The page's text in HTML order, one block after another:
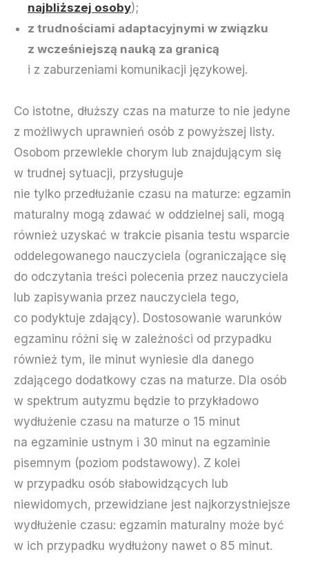
najbliższej osoby);
z trudnościami adaptacyjnymi w związku
z wcześniejszą nauką za granicą
i z zaburzeniami komunikacji językowej.
Co istotne, dłuższy czas na maturze to nie jedyne
z możliwych uprawnień osób z powyższej listy.
Osobom przewlekle chorym lub znajdującym się
w trudnej sytuacji, przysługuje
nie tylko przedłużanie czasu na maturze: egzamin
maturalny mogą zdawać w oddzielnej sali, mogą
również uzyskać w trakcie pisania testu wsparcie
oddelegowanego nauczyciela (ograniczające się
do odczytania treści polecenia przez nauczyciela
lub zapisywania przez nauczyciela tego,
co podyktuje zdający). Dostosowanie warunków
egzaminu różni się w zależności od przypadku
również tym, ile minut wyniesie dla danego
zdającego dodatkowy czas na maturze. Dla osób
w spektrum autyzmu będzie to przykładowo
wydłużenie czasu na maturze o 15 minut
na egzaminie ustnym i 30 minut na egzaminie
pisemnym (poziom podstawowy). Z kolei
w przypadku osób słabowidzących lub
niewidomych, przewidziane jest najkorzystniejsze
wydłużenie czasu: egzamin maturalny może być
w ich przypadku wydłużony nawet o 85 minut.